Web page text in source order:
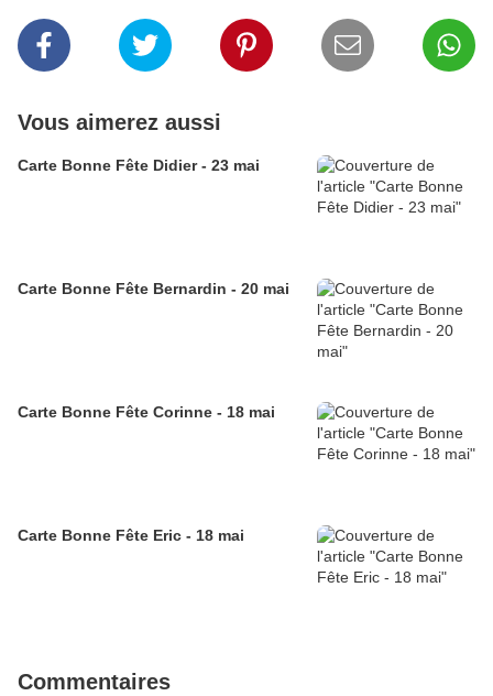
Vous aimerez aussi
Carte Bonne Fête Didier - 23 mai
Carte Bonne Fête Bernardin - 20 mai
Carte Bonne Fête Corinne - 18 mai
Carte Bonne Fête Eric - 18 mai
Commentaires